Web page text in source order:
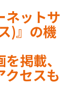
ネットサ
)』の機
掲載、
クセスも